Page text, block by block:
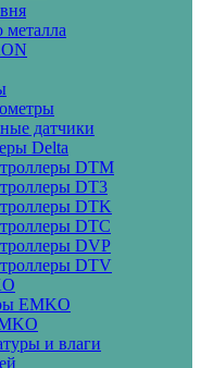
металла
датчики
Delta
DTM
DT3
DTK
DTC
DVP
DTV
EMKO
и влаги